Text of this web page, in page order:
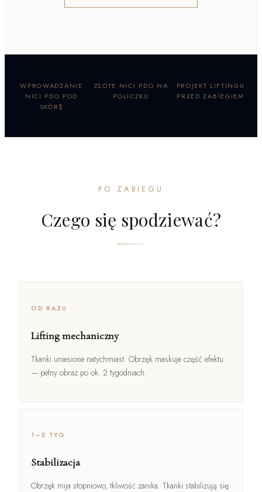
WPROWADZANIE
NICI PDO POD
SKÓRĘ
ZŁOTE NICI PDO NA
POLICZKU
PROJEKT LIFTINGU
PRZED ZABIEGIEM
PO ZABIEGU
Czego się spodziewać?
OD RAZU
Lifting mechaniczny
Tkanki uniesione natychmiast. Obrzęk maskuje część efektu
— pełny obraz po ok. 2 tygodniach.
1–2 TYG.
Stabilizacja
Obrzęk mija stopniowo, tkliwość zanika. Tkanki stabilizują się